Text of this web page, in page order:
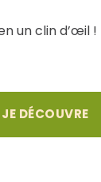
un clin d’œil !
JE DÉCOUVRE